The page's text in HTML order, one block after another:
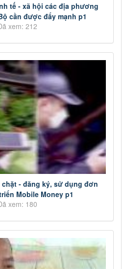
tế - xã hội các địa phương
cần được đẩy mạnh p1
xem: 212
- đăng ký, sử dụng đơn
Mobile Money p1
xem: 180